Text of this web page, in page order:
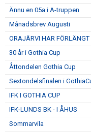
Ännu en 05a i A-truppen
Månadsbrev Augusti
ORAJÄRVI HAR FÖRLÄNGT
30 år i Gothia Cup
Åttondelen Gothia Cup
Sextondelsfinalen i
IFK I GOTHIA CUP
IFK-LUNDS BK - I ÅHUS
Sommarvila